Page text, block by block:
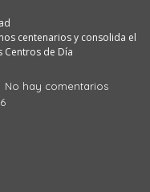
centenarios y consolida el
Centros de Día
No hay comentarios